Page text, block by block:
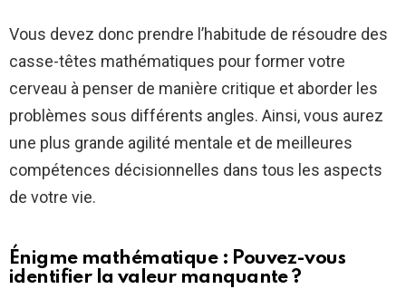
Vous devez donc prendre l’habitude de résoudre des
casse-têtes mathématiques pour former votre
cerveau à penser de manière critique et aborder les
problèmes sous différents angles. Ainsi, vous aurez
une plus grande agilité mentale et de meilleures
compétences décisionnelles dans tous les aspects
de votre vie.
Énigme mathématique : Pouvez-vous
identifier la valeur manquante ?